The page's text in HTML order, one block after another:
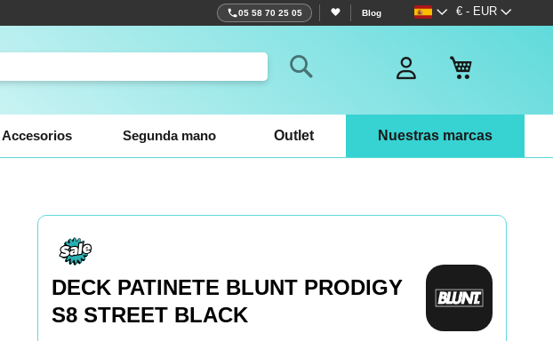
Moneda
€ - EUR
Lenguaje
05 58 70 25 05 Blog
Segunda mano Outlet Nuestras marcas
DECK PATINETE BLUNT PRODIGY
S8 STREET BLACK